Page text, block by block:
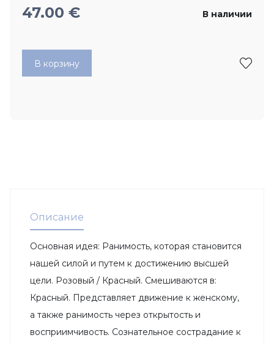
47.00 € В наличии
В корзину
Описание
Основная идея: Ранимость, которая становится
нашей силой и путем к достижению высшей
цели. Розовый / Красный. Смешиваются в:
Красный. Представляет движение к женскому,
а также ранимость через открытость и
восприимчивость. Сознательное сострадание к